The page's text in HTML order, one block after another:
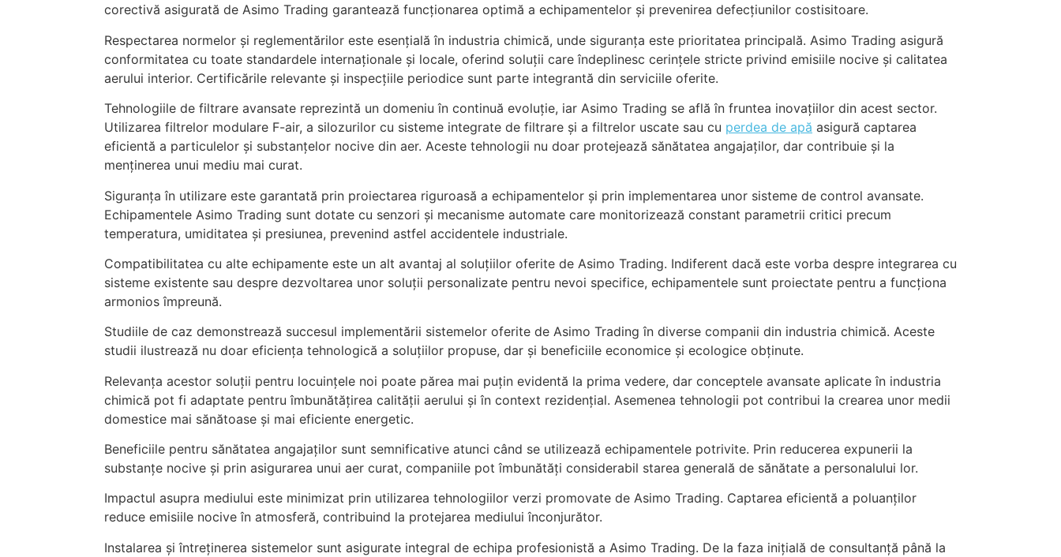
corectivă asigurată de Asimo Trading garantează funcționarea optimă a echipamentelor și prevenirea defecțiunilor costisitoare.
Respectarea normelor și reglementărilor este esențială în industria chimică, unde siguranța este prioritatea principală. Asimo Trading asigură
conformitatea cu toate standardele internaționale și locale, oferind soluții care îndeplinesc cerințele stricte privind emisiile nocive și calitatea
aerului interior. Certificările relevante și inspecțiile periodice sunt parte integrantă din serviciile oferite.
Tehnologiile de filtrare avansate reprezintă un domeniu în continuă evoluție, iar Asimo Trading se află în fruntea inovațiilor din acest sector.
Utilizarea filtrelor modulare F-air, a silozurilor cu sisteme integrate de filtrare și a filtrelor uscate sau cu perdea de apă asigură captarea
eficientă a particulelor și substanțelor nocive din aer. Aceste tehnologii nu doar protejează sănătatea angajaților, dar contribuie și la
menținerea unui mediu mai curat.
Siguranța în utilizare este garantată prin proiectarea riguroasă a echipamentelor și prin implementarea unor sisteme de control avansate.
Echipamentele Asimo Trading sunt dotate cu senzori și mecanisme automate care monitorizează constant parametrii critici precum
temperatura, umiditatea și presiunea, prevenind astfel accidentele industriale.
Compatibilitatea cu alte echipamente este un alt avantaj al soluțiilor oferite de Asimo Trading. Indiferent dacă este vorba despre integrarea cu
sisteme existente sau despre dezvoltarea unor soluții personalizate pentru nevoi specifice, echipamentele sunt proiectate pentru a funcționa
armonios împreună.
Studiile de caz demonstrează succesul implementării sistemelor oferite de Asimo Trading în diverse companii din industria chimică. Aceste
studii ilustrează nu doar eficiența tehnologică a soluțiilor propuse, dar și beneficiile economice și ecologice obținute.
Relevanța acestor soluții pentru locuințele noi poate părea mai puțin evidentă la prima vedere, dar conceptele avansate aplicate în industria
chimică pot fi adaptate pentru îmbunătățirea calității aerului și în context rezidențial. Asemenea tehnologii pot contribui la crearea unor medii
domestice mai sănătoase și mai eficiente energetic.
Beneficiile pentru sănătatea angajaților sunt semnificative atunci când se utilizează echipamentele potrivite. Prin reducerea expunerii la
substanțe nocive și prin asigurarea unui aer curat, companiile pot îmbunătăți considerabil starea generală de sănătate a personalului lor.
Impactul asupra mediului este minimizat prin utilizarea tehnologiilor verzi promovate de Asimo Trading. Captarea eficientă a poluanților
reduce emisiile nocive în atmosferă, contribuind la protejarea mediului înconjurător.
Instalarea și întreținerea sistemelor sunt asigurate integral de echipa profesionistă a Asimo Trading. De la faza inițială de consultanță până la